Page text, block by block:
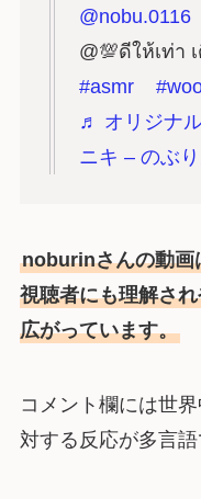
@nobu.0116
@💯ดีให้เท่า
#asmr
♬ オリジナ
ニキ – のぶ
noburinさんの動画
視聴者にも理解さ
広がっています。
コメント欄には世
対する反応が多言